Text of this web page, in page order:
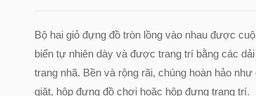
Bộ hai giỏ đựng đồ tròn lồng vào nhau được
biển tự nhiên dày và được trang trí bằng các
trang nhã. Bền và rộng rãi, chúng hoàn hảo như
giặt, hộp đựng đồ chơi hoặc hộp đựng trang trí.